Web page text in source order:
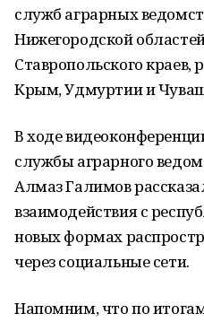
служб аграрных
Нижегородской
Ставропольского краев,
Крым, Удмуртии и
В ходе
службы аграрного
Алмаз Галимов
взаимодействия с
новых формах
через социальные сети.
Напомним, что по итогам